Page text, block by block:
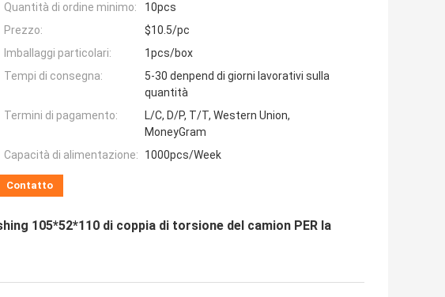
Quantità di ordine minimo:
10pcs
Prezzo:
$10.5/pc
Imballaggi particolari:
1pcs/box
Tempi di consegna:
5-30 denpend di giorni lavorativi sulla
quantità
Termini di pagamento:
L/C, D/P, T/T, Western Union,
MoneyGram
Capacità di alimentazione:
1000pcs/Week
Contatto
105*52*110 di coppia di torsione del camion PER la